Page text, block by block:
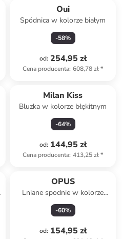
Oui
Spódnica w kolorze białym
-58%
od: 254,95 zł
Cena producenta: 608,78 zł*
Milan Kiss
Bluzka w kolorze błękitnym
-64%
od: 144,95 zł
Cena producenta: 413,25 zł*
OPUS
Lniane spodnie w kolorze
beżowym
-60%
od: 154,95 zł